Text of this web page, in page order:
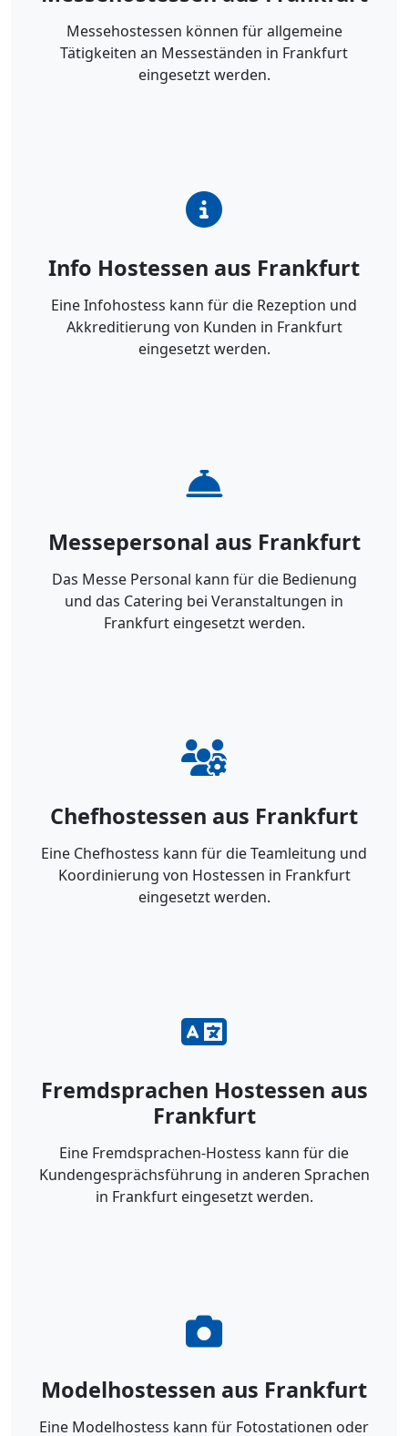
Messehostessen können für allgemeine
Tätigkeiten an Messeständen in Frankfurt
eingesetzt werden.
Info Hostessen aus Frankfurt
Eine Infohostess kann für die Rezeption und
Akkreditierung von Kunden in Frankfurt
eingesetzt werden.
Messepersonal aus Frankfurt
Das Messe Personal kann für die Bedienung
und das Catering bei Veranstaltungen in
Frankfurt eingesetzt werden.
Chefhostessen aus Frankfurt
Eine Chefhostess kann für die Teamleitung und
Koordinierung von Hostessen in Frankfurt
eingesetzt werden.
Fremdsprachen Hostessen aus
Frankfurt
Eine Fremdsprachen-Hostess kann für die
Kundengesprächsführung in anderen Sprachen
in Frankfurt eingesetzt werden.
Modelhostessen aus Frankfurt
Eine Modelhostess kann für Fotostationen oder